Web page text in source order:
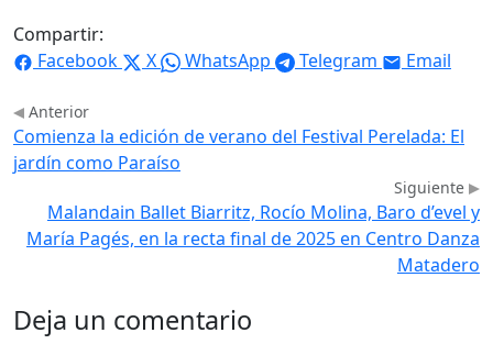
Compartir:
Facebook
X WhatsApp Telegram Email
Anterior
Comienza la edición de verano del Festival Perelada: El
jardín como Paraíso
Siguiente
Malandain Ballet Biarritz, Rocío Molina, Baro d’evel y
María Pagés, en la recta final de 2025 en Centro Danza
Matadero
Deja un comentario